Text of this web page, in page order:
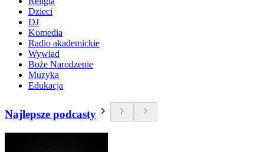
Dzieci
DJ
Komedia
Radio akademickie
Wywiad
Boże Narodzenie
Muzyka
Edukacja
Najlepsze podcasty